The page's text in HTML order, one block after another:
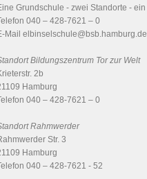
Grundschule - zwei Standorte - ein
040 – 428-7621 – 0
Mail elbinselschule@bsb.hamburg.de
Bildungszentrum Tor zur Welt
2b
Hamburg
040 – 428-7621 – 0
Rahmwerder
Str. 3
Hamburg
040 – 428-7621 - 52